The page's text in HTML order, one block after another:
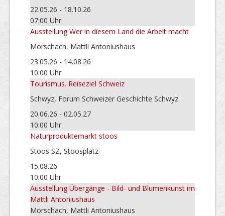
22.05.26 - 18.10.26
07:00 Uhr
Ausstellung Wer in diesem Land die Arbeit macht
Morschach, Mattli Antoniushaus
23.05.26 - 14.08.26
10:00 Uhr
Tourismus. Reiseziel Schweiz
Schwyz, Forum Schweizer Geschichte Schwyz
20.06.26 - 02.05.27
10:00 Uhr
Naturproduktemarkt stoos
Stoos SZ, Stoosplatz
15.08.26
10:00 Uhr
Ausstellung Übergänge - Bild- und Blumenkunst im
Mattli Antoniushaus
Morschach, Mattli Antoniushaus